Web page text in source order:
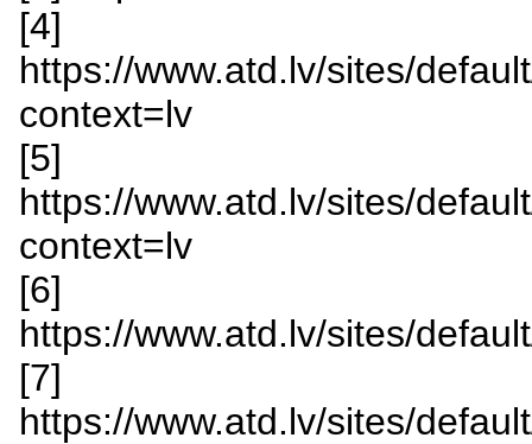
[4]
https://www.atd.lv/sites/
context=lv
[5]
https://www.atd.lv/sites/
context=lv
[6]
https://www.atd.lv/sites/
[7]
https://www.atd.lv/sites/